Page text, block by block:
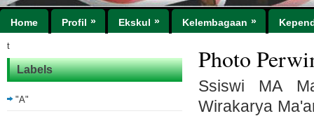
Home Profil » Ekskul » Kelembagaan »
t
Labels
"A"
Photo
Ssiswi MA
Wirakarya